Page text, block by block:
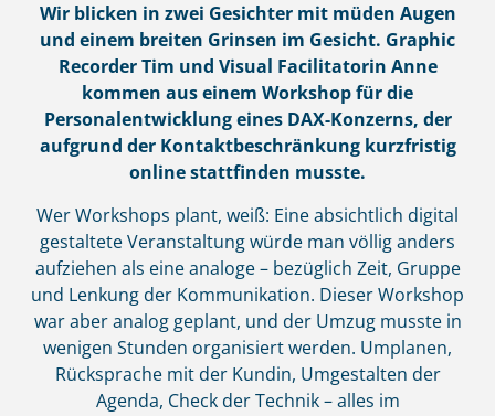
Wir blicken in zwei Gesichter mit müden Augen
und einem breiten Grinsen im Gesicht. Graphic
Recorder Tim und Visual Facilitatorin Anne
kommen aus einem Workshop für die
Personalentwicklung eines DAX-Konzerns, der
aufgrund der Kontaktbeschränkung kurzfristig
online stattfinden musste.
Wer Workshops plant, weiß: Eine absichtlich digital
gestaltete Veranstaltung würde man völlig anders
aufziehen als eine analoge – bezüglich Zeit, Gruppe
und Lenkung der Kommunikation. Dieser Workshop
war aber analog geplant, und der Umzug musste in
wenigen Stunden organisiert werden. Umplanen,
Rücksprache mit der Kundin, Umgestalten der
Agenda, Check der Technik – alles im